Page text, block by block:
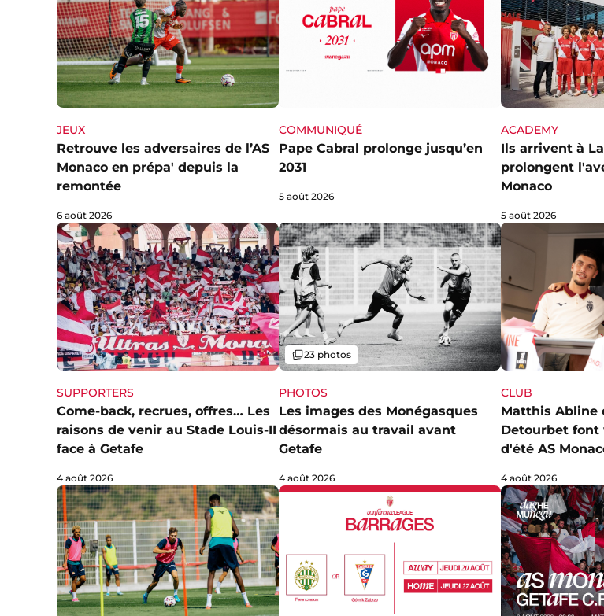
JEUX
Retrouve les adversaires de l’AS
Monaco en prépa' depuis la
remontée
6 août 2026
COMMUNIQUÉ
Pape Cabral prolonge jusqu’en
2031
5 août 2026
ACADEMY
Ils arrivent à
prolongent
Monaco
5 août 2026
SUPPORTERS
Come-back, recrues, offres… Les
raisons de venir au Stade Louis-II
face à Getafe
4 août 2026
PHOTOS
Les images des Monégasques
désormais au travail avant
Getafe
Galerie
23 photos
4 août 2026
CLUB
Matthis Abline
Detourbet font
d'été AS
4 août 2026